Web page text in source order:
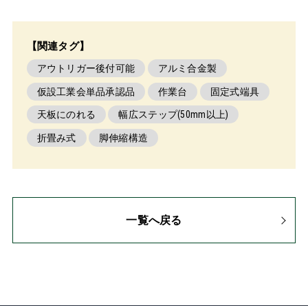
【関連タグ】
アウトリガー後付可能 アルミ合金製
仮設工業会単品承認品 作業台 固定式端具
天板にのれる 幅広ステップ(50mm以上)
折畳み式 脚伸縮構造
一覧へ戻る